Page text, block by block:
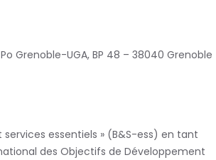
Grenoble-UGA, BP 48 – 38040 Grenoble
essentiels » (B&S-ess) en tant
des Objectifs de Développement